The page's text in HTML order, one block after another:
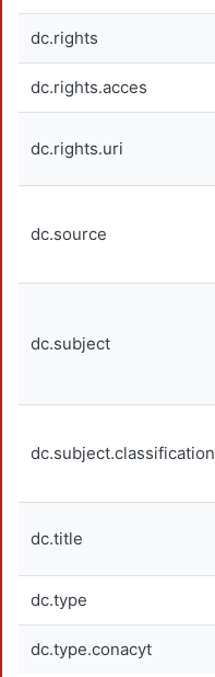
dc.rights
dc.rights.acces
dc.rights.uri
dc.source
dc.subject
dc.subject.classification
dc.title
dc.type
dc.type.conacyt